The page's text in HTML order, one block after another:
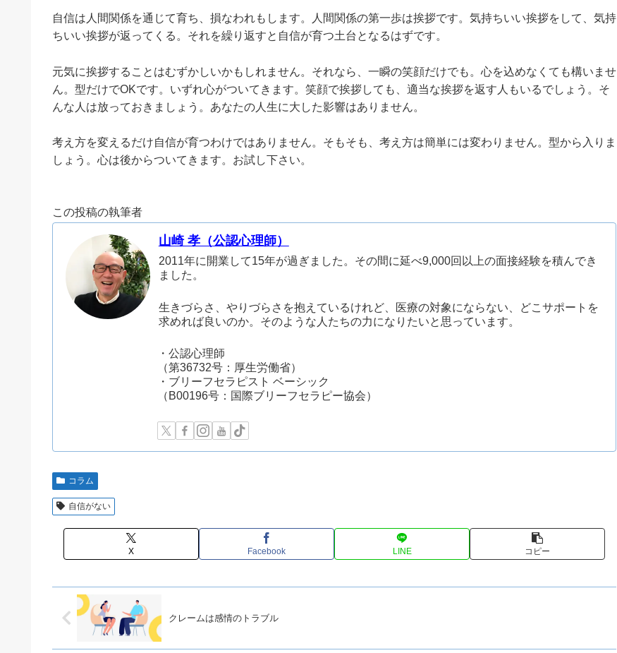
自信は人間関係を通じて育ち、損なわれもします。人間関係の第一歩は挨拶です。気持ちいい挨拶をして、気持
ちいい挨拶が返ってくる。それを繰り返すと自信が育つ土台となるはずです。
元気に挨拶することはむずかしいかもしれません。それなら、一瞬の笑顔だけでも。心を込めなくても構いませ
ん。型だけでOKです。いずれ心がついてきます。笑顔で挨拶しても、適当な挨拶を返す人もいるでしょう。そ
んな人は放っておきましょう。あなたの人生に大した影響はありません。
考え方を変えるだけ自信が育つわけではありません。そもそも、考え方は簡単には変わりません。型から入りま
しょう。心は後からついてきます。お試し下さい。
この投稿の執筆者
山崎 孝（公認心理師）
2011年に開業して15年が過ぎました。その間に延べ9,000回以上の面接経験を積んでき
ました。
生きづらさ、やりづらさを抱えているけれど、医療の対象にならない、どこサポートを
求めれば良いのか。そのような人たちの力になりたいと思っています。
・公認心理師
（第36732号：厚生労働省）
・ブリーフセラピスト ベーシック
（B00196号：国際ブリーフセラピー協会）
コラム
自信がない
X Facebook LINE コピー
クレームは感情のトラブル